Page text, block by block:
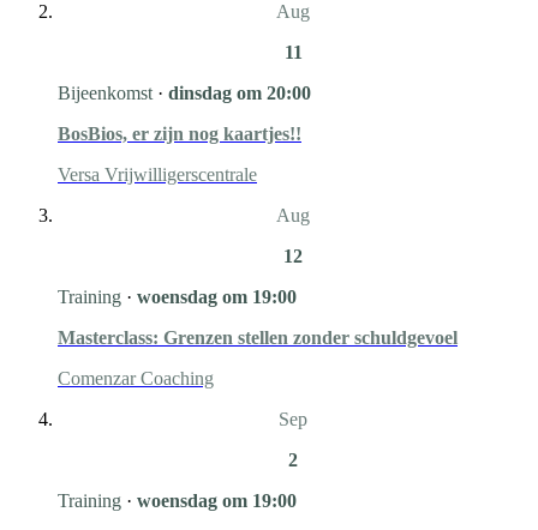
Aug
11
Bijeenkomst· dinsdag om 20:00
BosBios, er zijn nog kaartjes!!
Versa Vrijwilligerscentrale
Aug
12
Training · woensdag om 19:00
Masterclass: Grenzen stellen zonder schuldgevoel
Comenzar Coaching
Sep
2
Training · woensdag om 19:00